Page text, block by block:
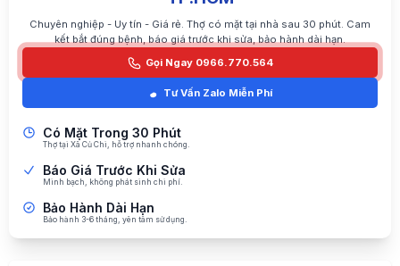
Chuyên nghiệp - Uy tín - Giá rẻ. Thợ có mặt tại nhà sau 30 phút. Cam
kết bắt đúng bệnh, báo giá trước khi sửa, bảo hành dài hạn.
Gọi Ngay 0966.770.564
Tư Vấn Zalo Miễn Phí
Có Mặt Trong 30 Phút
Thợ tại Xã Củ Chi, hỗ trợ nhanh chóng.
Báo Giá Trước Khi Sửa
Minh bạch, không phát sinh chi phí.
Bảo Hành Dài Hạn
Bảo hành 3-6 tháng, yên tâm sử dụng.